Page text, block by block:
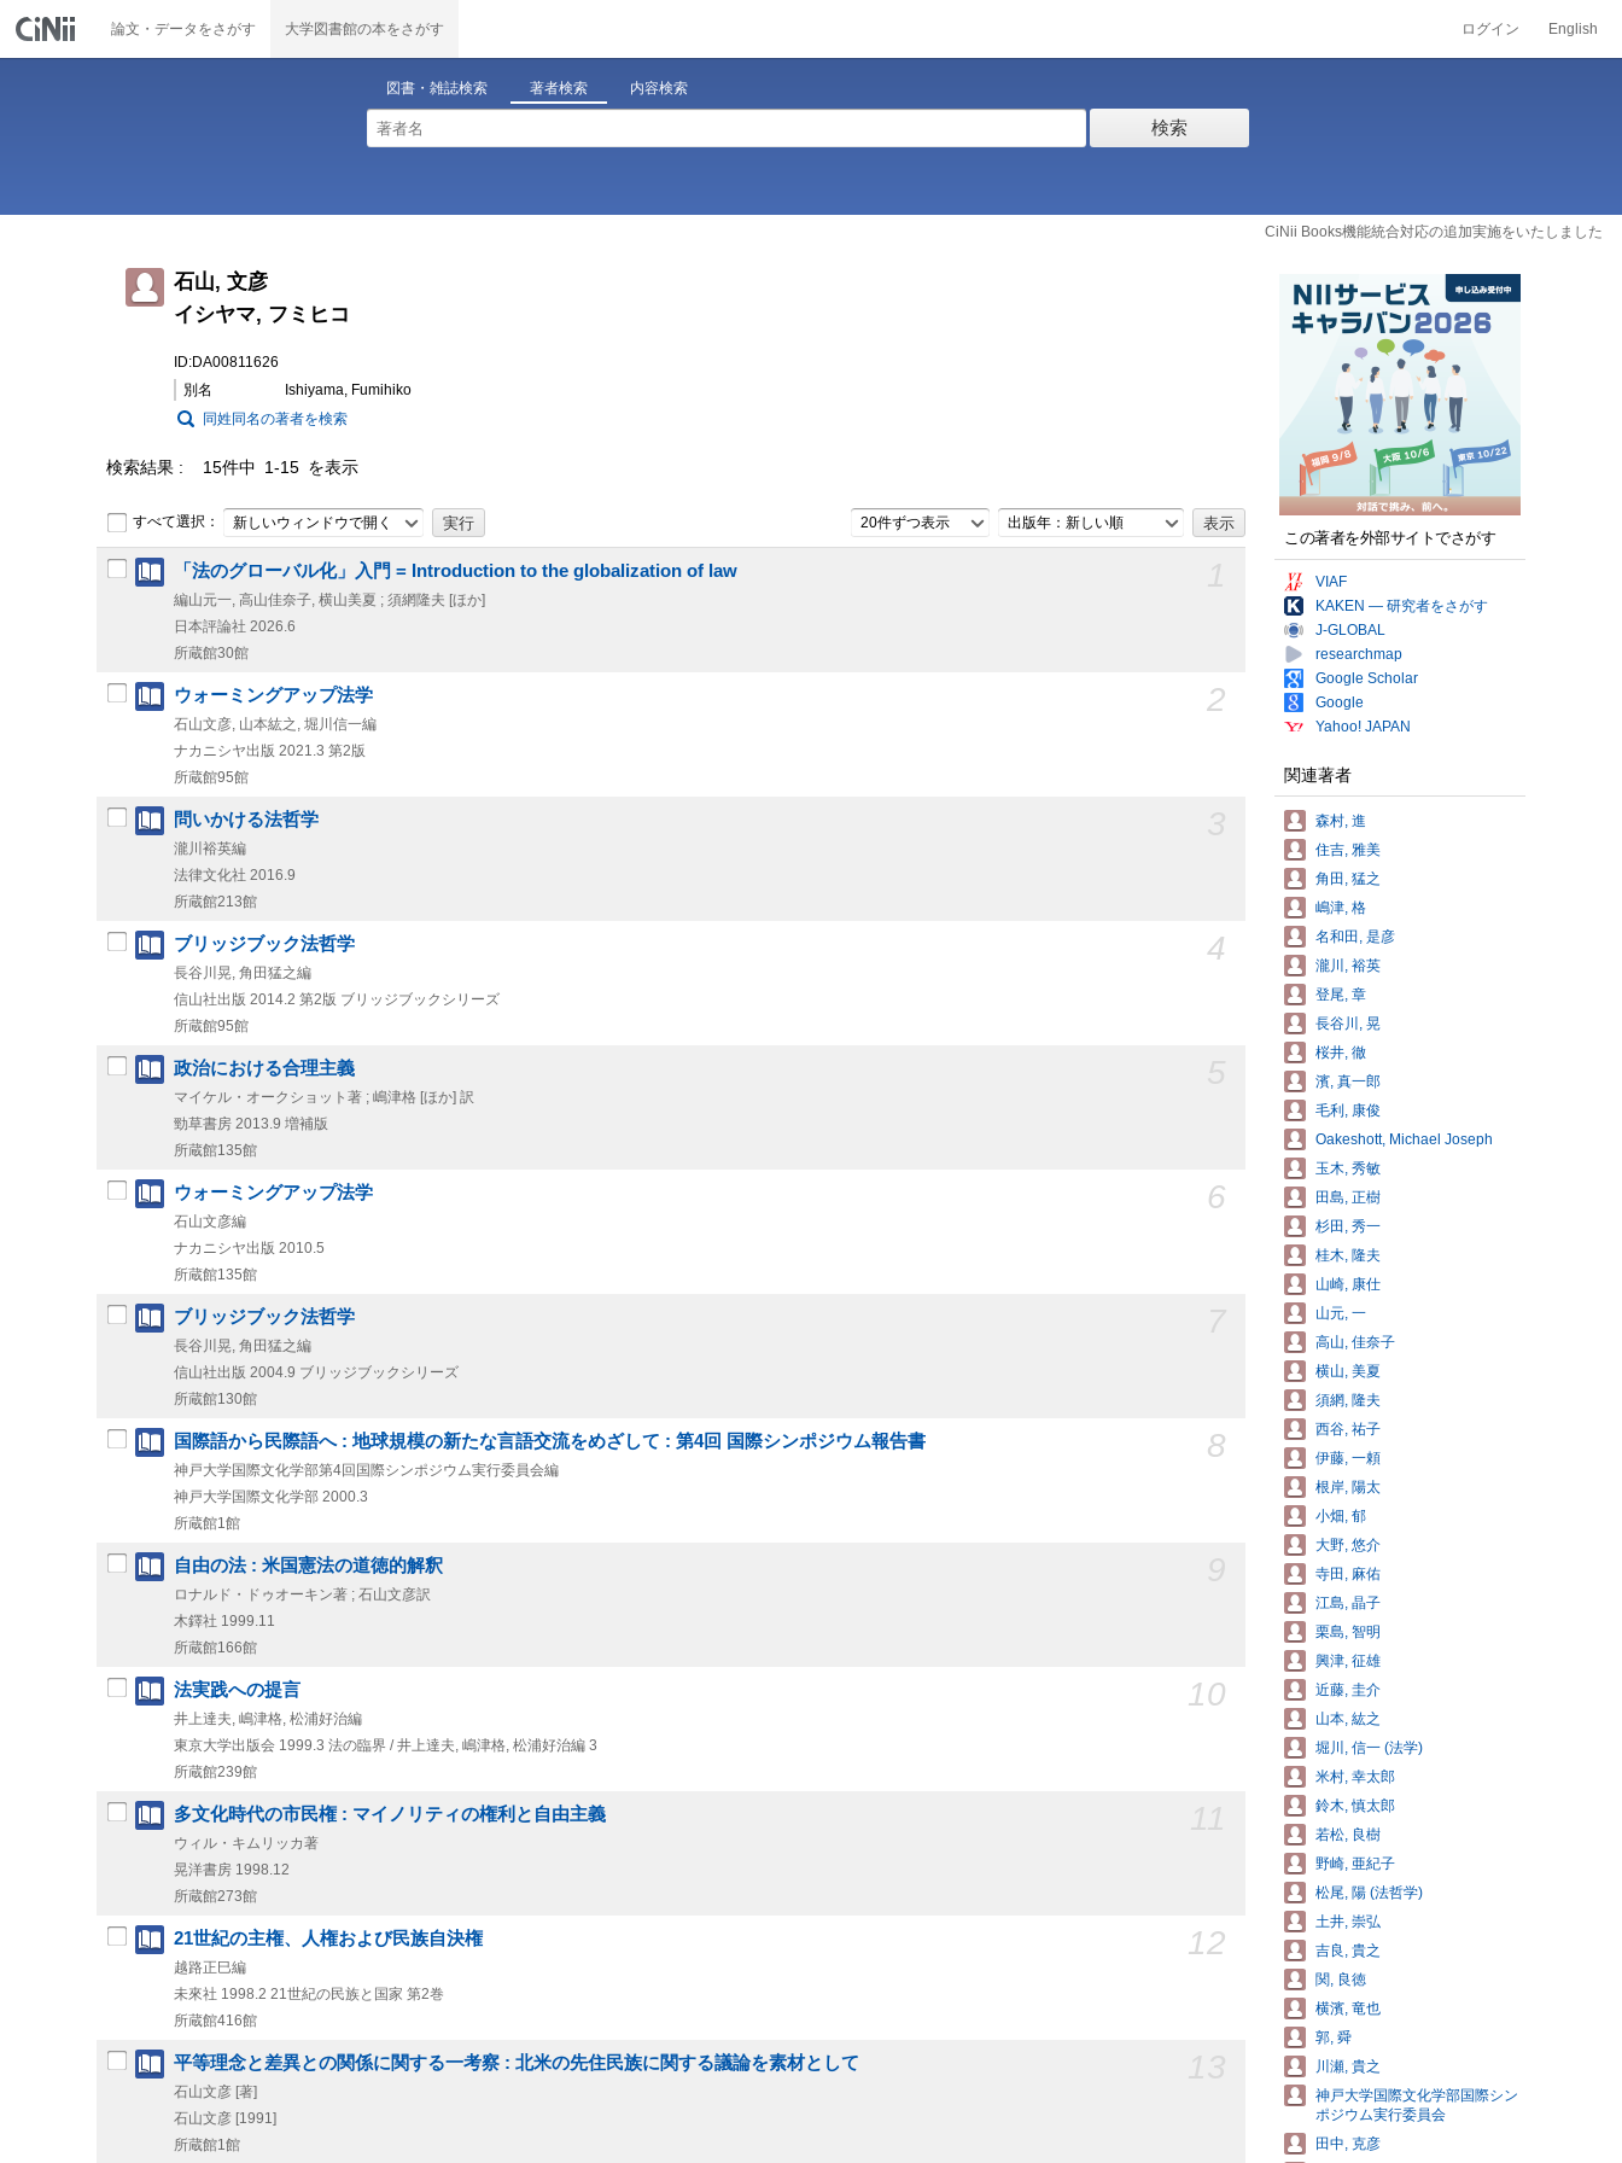
論文・データをさがす 大学図書館の本をさがす ログイン English
図書・雑誌検索 著者検索 内容検索
検索
CiNii Books機能統合対応の追加実施をいたしました
石山, 文彦
イシヤマ, フミヒコ
ID:DA00811626
別名
Ishiyama, Fumihiko
同姓同名の著者を検索
検索結果 15件中 1-15 を表示
すべて選択： 新しいウィンドウで開く 20件ずつ表示 出版年：新しい順
「法のグローバル化」入門 = Introduction to the globalization of law
編山元一, 高山佳奈子, 横山美夏 ; 須網隆夫 [ほか]
日本評論社 2026.6
所蔵館30館
2
ウォーミングアップ法学
石山文彦, 山本紘之, 堀川信一編
ナカニシヤ出版 2021.3 第2版
所蔵館95館
問いかける法哲学
瀧川裕英編
法律文化社 2016.9
所蔵館213館
4
ブリッジブック法哲学
長谷川晃, 角田猛之編
信山社出版 2014.2 第2版 ブリッジブックシリーズ
所蔵館95館
政治における合理主義
マイケル・オークショット著 ; 嶋津格 [ほか] 訳
勁草書房 2013.9 増補版
所蔵館135館
6
ウォーミングアップ法学
石山文彦編
ナカニシヤ出版 2010.5
所蔵館135館
ブリッジブック法哲学
長谷川晃, 角田猛之編
信山社出版 2004.9 ブリッジブックシリーズ
所蔵館130館
8
国際語から民際語へ : 地球規模の新たな言語交流をめざして : 第4回 国際シンポジウム報告書
神戸大学国際文化学部第4回国際シンポジウム実行委員会編
神戸大学国際文化学部 2000.3
所蔵館1館
自由の法 : 米国憲法の道徳的解釈
ロナルド・ドゥオーキン著 ; 石山文彦訳
木鐸社 1999.11
所蔵館166館
10
法実践への提言
井上達夫, 嶋津格, 松浦好治編
東京大学出版会 1999.3 法の臨界 / 井上達夫, 嶋津格, 松浦好治編 3
所蔵館239館
多文化時代の市民権 : マイノリティの権利と自由主義
ウィル・キムリッカ著
晃洋書房 1998.12
所蔵館273館
12
21世紀の主権、人権および民族自決権
越路正巳編
未來社 1998.2 21世紀の民族と国家 第2巻
所蔵館416館
平等理念と差異との関係に関する一考察 : 北米の先住民族に関する議論を素材として
石山文彦 [著]
石山文彦 [1991]
所蔵館1館
この著者を外部サイトでさがす
VIAF
KAKEN — 研究者をさがす
J-GLOBAL
researchmap
Google Scholar
Google
Yahoo! JAPAN
関連著者
森村, 進
住吉, 雅美
角田, 猛之
嶋津, 格
名和田, 是彦
瀧川, 裕英
登尾, 章
長谷川, 晃
桜井, 徹
濱, 真一郎
毛利, 康俊
Oakeshott, Michael Joseph
玉木, 秀敏
田島, 正樹
杉田, 秀一
桂木, 隆夫
山崎, 康仕
山元, 一
高山, 佳奈子
横山, 美夏
須網, 隆夫
西谷, 祐子
伊藤, 一頼
根岸, 陽太
小畑, 郁
大野, 悠介
寺田, 麻佑
江島, 晶子
栗島, 智明
興津, 征雄
近藤, 圭介
山本, 紘之
堀川, 信一 (法学)
米村, 幸太郎
鈴木, 慎太郎
若松, 良樹
野崎, 亜紀子
松尾, 陽 (法哲学)
土井, 崇弘
吉良, 貴之
関, 良徳
横濱, 竜也
郭, 舜
川瀬, 貴之
神戸大学国際文化学部国際シン
ポジウム実行委員会
田中, 克彦